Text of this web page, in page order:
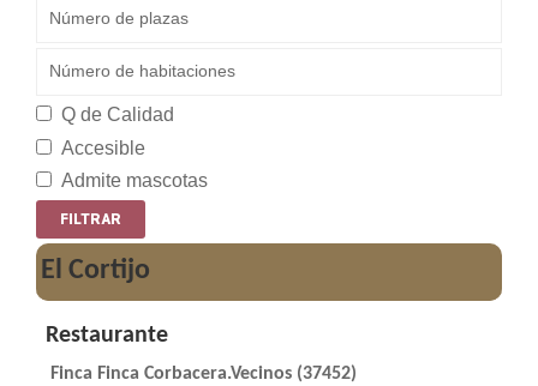
Q de Calidad
Accesible
Admite mascotas
El Cortijo
Restaurante
Finca Finca Corbacera.Vecinos (37452)